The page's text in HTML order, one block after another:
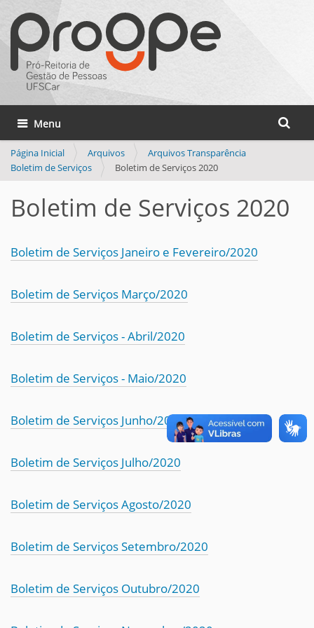
Busca
Busca
Toggle navigation
Página Inicial Arquivos
Arquivos Transparência
Boletim de Serviços
Boletim de Serviços 2020
Boletim de Serviços 2020
Boletim de Serviços Janeiro e Fevereiro/2020
Boletim de Serviços Março/2020
Boletim de Serviços - Abril/2020
Boletim de Serviços - Maio/2020
Boletim de Serviços Junho/2020
Boletim de Serviços Julho/2020
Boletim de Serviços Agosto/2020
Boletim de Serviços Setembro/2020
Boletim de Serviços Outubro/2020